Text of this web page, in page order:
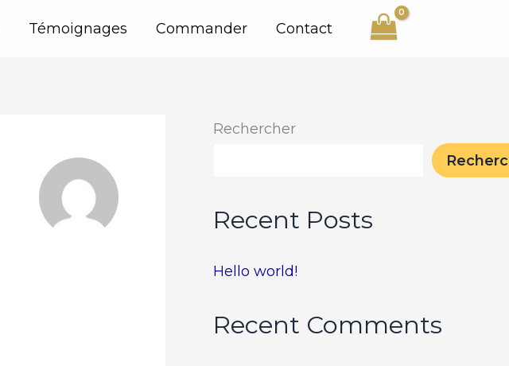
Témoignages Commander Contact
Rechercher
Recent Posts
Hello world!
Recent Comments